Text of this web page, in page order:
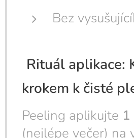
Bez
Rituál aplikace:
krokem k čisté
Peeling aplikujte
(nejlépe večer) na